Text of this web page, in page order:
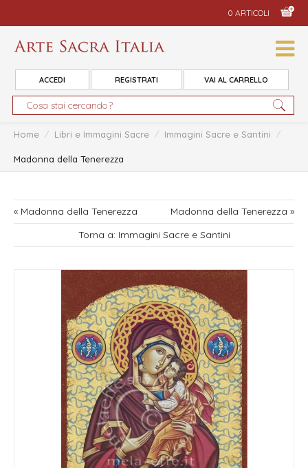
0 ARTICOLI
ACCEDI REGISTRATI VAI AL CARRELLO
Home / Libri e Immagini Sacre / Immagini Sacre e Santini /
Madonna della Tenerezza
« Madonna della Tenerezza
Madonna della Tenerezza »
Torna a: Immagini Sacre e Santini